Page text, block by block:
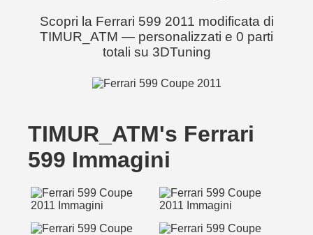
Scopri la Ferrari 599 2011 modificata di
TIMUR_ATM — personalizzati e 0 parti
totali su 3DTuning
TIMUR_ATM's Ferrari
599 Immagini